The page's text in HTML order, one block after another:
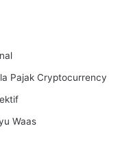
Pajak Cryptocurrency
Waas